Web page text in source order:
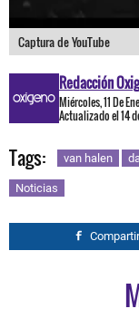
Captura de YouTube
Redacción
Miércoles, 11 De
Actualizado el 14
Tags: van halen
Noticias
Compartir